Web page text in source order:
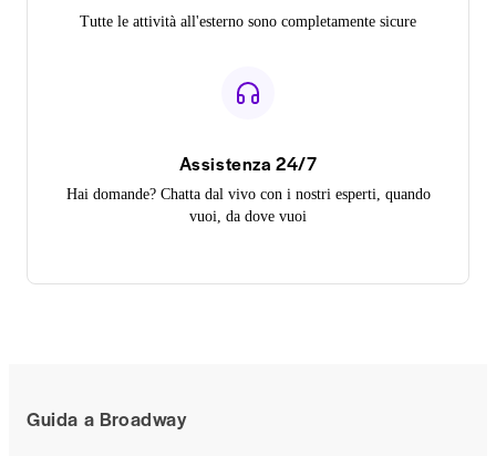
Tutte le attività all'esterno sono completamente sicure
Assistenza 24/7
Hai domande? Chatta dal vivo con i nostri esperti, quando
vuoi, da dove vuoi
Guida a Broadway